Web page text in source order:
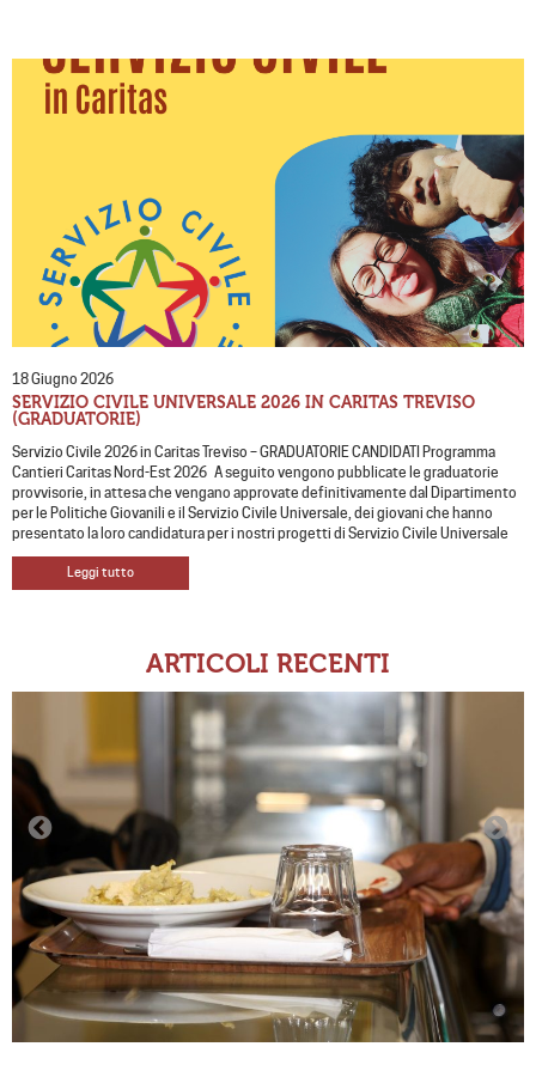
18 Giugno 2026
SERVIZIO CIVILE UNIVERSALE 2026 IN CARITAS TREVISO
(GRADUATORIE)
Servizio Civile 2026 in Caritas Treviso – GRADUATORIE CANDIDATI Programma
Cantieri Caritas Nord-Est 2026 A seguito vengono pubblicate le graduatorie
provvisorie, in attesa che vengano approvate definitivamente dal Dipartimento
per le Politiche Giovanili e il Servizio Civile Universale, dei giovani che hanno
presentato la loro candidatura per i nostri progetti di Servizio Civile Universale
Leggi tutto
ARTICOLI RECENTI